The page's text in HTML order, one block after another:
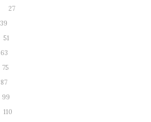
27
39
51
63
75
87
99
110